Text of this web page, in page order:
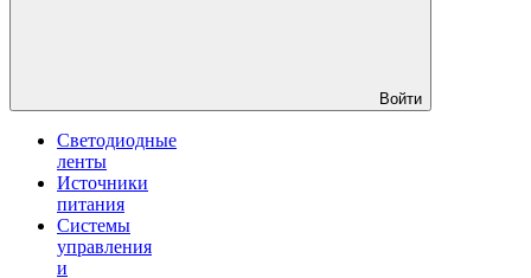
Войти
Светодиодные
ленты
Источники
питания
Системы
управления
и